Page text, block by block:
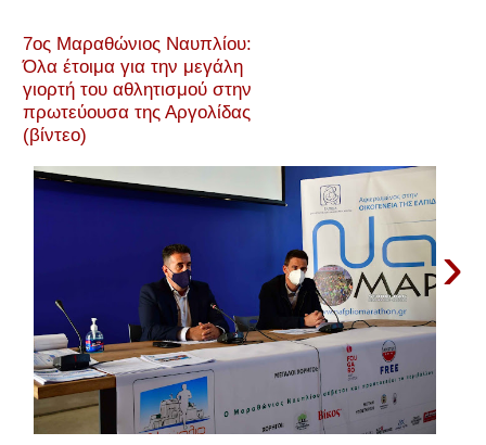
7ος Μαραθώνιος Ναυπλίου:
Όλα έτοιμα για την μεγάλη
γιορτή του αθλητισμού στην
πρωτεύουσα της Αργολίδας
(βίντεο)
›